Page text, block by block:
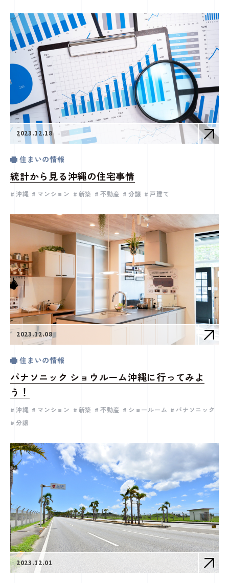
2023.12.18
住まいの情報
統計から見る沖縄の住宅事情
沖縄 マンション 新築 不動産 分譲 戸建て
2023.12.08
住まいの情報
パナソニック ショウルーム沖縄に行ってみよ
う！
沖縄 マンション 新築 不動産 ショールーム
パナソニック
分譲
2023.12.01